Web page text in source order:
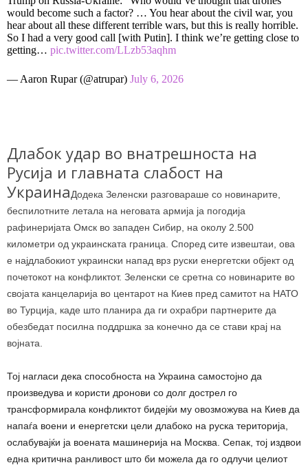
would become such a factor? … You hear about the civil war, you
hear about all these different terrible wars, but this is really horrible.
So I had a very good call [with Putin]. I think we’re getting close to
getting… pic.twitter.com/LLzb53aqhm
— Aaron Rupar (@atrupar) July 6, 2026
Длабок удар во внатрешноста на
Русија и главната слабост на
УкраинаДодека Зеленски разговараше со новинарите,
беспилотните летала на неговата армија ја погодија
рафинеријата Омск во западен Сибир, на околу 2.500
километри од украинската граница. Според сите извештаи, ова
е најдлабокиот украински напад врз руски енергетски објект од
почетокот на конфликтот. Зеленски се сретна со новинарите во
својата канцеларија во центарот на Киев пред самитот на НАТО
во Турција, каде што планира да ги охрабри партнерите да
обезбедат посилна поддршка за конечно да се стави крај на
војната.
Тој нагласи дека способноста на Украина самостојно да
произведува и користи дронови со долг дострел го
трансформирала конфликтот бидејќи му овозможува на Киев да
напаѓа воени и енергетски цели длабоко на руска територија,
ослабувајќи ја воената машинерија на Москва. Сепак, тој издвои
една критична ранливост што би можела да го одлучи целиот